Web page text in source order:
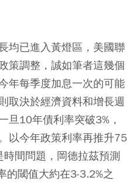
均已進入黃燈區，美國聯
策調整，誠如筆者這幾個
年每季度加息一次的可能
取決於經濟資料和增長週
旦10年債利率突破3%，
以今年政策利率再推升75
間問題，岡德拉茲預測
的閾值大約在3-3.2%之